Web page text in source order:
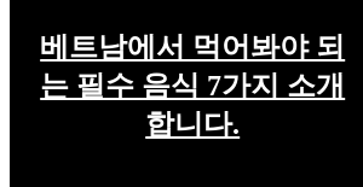
베트남에서 먹어봐야 되
는 필수 음식 7가지 소개
합니다.